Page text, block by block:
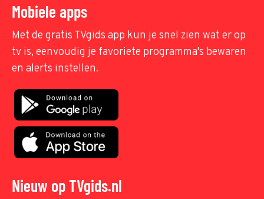
Mobiele apps
Met de gratis TVgids app kun je snel zien wat er op
tv is, eenvoudig je favoriete programma's bewaren
en alerts instellen.
Nieuw op TVgids.nl